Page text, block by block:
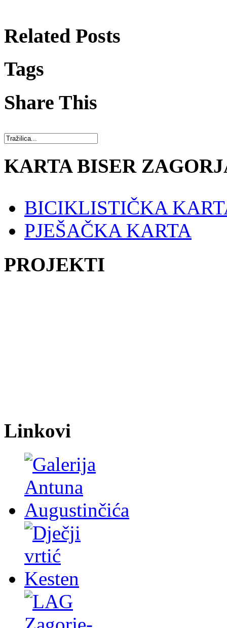
Related Posts
Tags
Share This
KARTA BISER
BICIKLISTIČKA
PJEŠAČKA KARTA
PROJEKTI
Linkovi